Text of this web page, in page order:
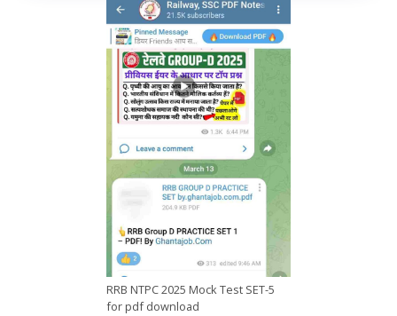
RRB NTPC 2025 Mock Test SET-5
for pdf download